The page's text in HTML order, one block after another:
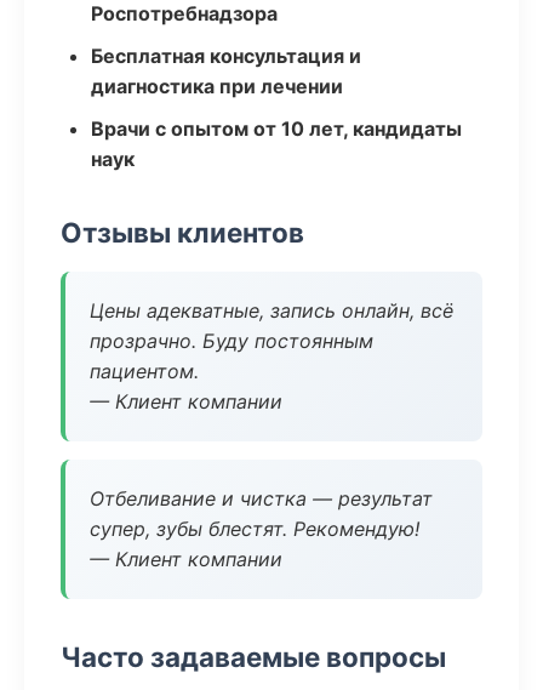
Роспотребнадзора
Бесплатная консультация и
диагностика при лечении
Врачи с опытом от 10 лет, кандидаты
наук
Отзывы клиентов
Цены адекватные, запись онлайн, всё
прозрачно. Буду постоянным
пациентом.
— Клиент компании
Отбеливание и чистка — результат
супер, зубы блестят. Рекомендую!
— Клиент компании
Часто задаваемые вопросы